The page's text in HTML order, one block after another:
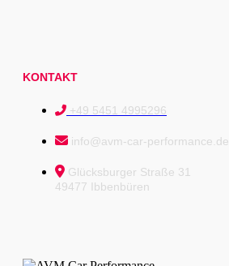
KONTAKT
+49 5451 4995296
info@avm-car-performance.de
Glücksburger Straße 31
49477 Ibbenbüren